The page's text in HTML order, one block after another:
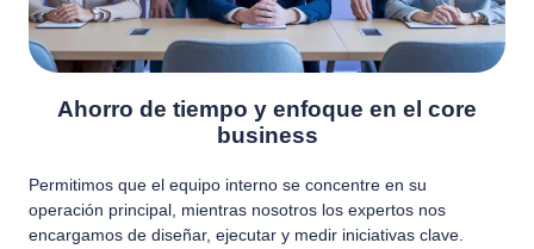
Ahorro de tiempo y enfoque en el core
business
Permitimos que el equipo interno se concentre en su
operación principal, mientras nosotros los expertos nos
encargamos de diseñar, ejecutar y medir iniciativas clave.